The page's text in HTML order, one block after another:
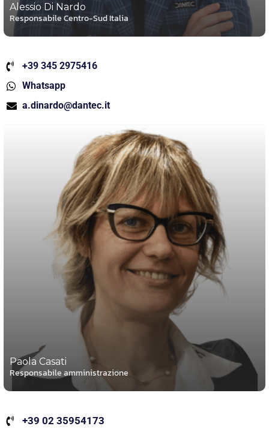
Alessio Di Nardo
Responsabile Centro-Sud Italia
+39 345 2975416
Whatsapp
a.dinardo@dantec.it
Paola Casati
Responsabile amministrazione
+39 02 35954173